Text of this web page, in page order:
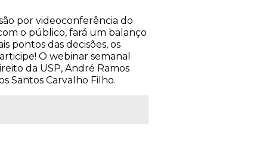
por videoconferência do
o público, fará um balanço
pontos das decisões, os
O webinar semanal
da USP, André Ramos
Santos Carvalho Filho.